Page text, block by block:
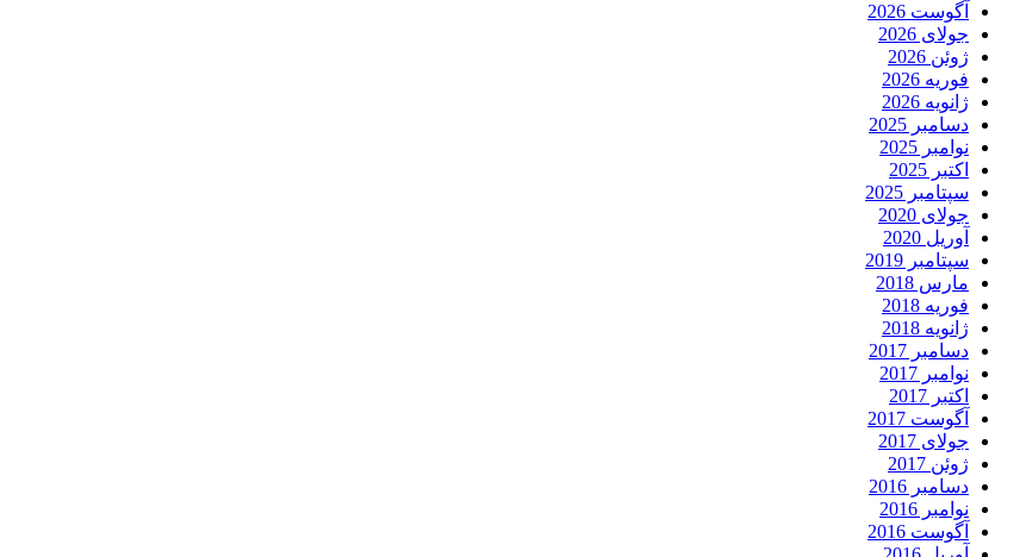
آگوست 2026
جولای 2026
ژوئن 2026
فوریه 2026
ژانویه 2026
دسامبر 2025
نوامبر 2025
اکتبر 2025
سپتامبر 2025
جولای 2020
آوریل 2020
سپتامبر 2019
مارس 2018
فوریه 2018
ژانویه 2018
دسامبر 2017
نوامبر 2017
اکتبر 2017
آگوست 2017
جولای 2017
ژوئن 2017
دسامبر 2016
نوامبر 2016
آگوست 2016